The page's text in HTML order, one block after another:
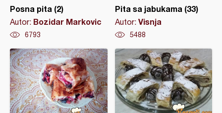
Posna pita (2)
Autor: Bozidar Markovic
6793
Pita sa jabukama (33)
Autor: Visnja
5488